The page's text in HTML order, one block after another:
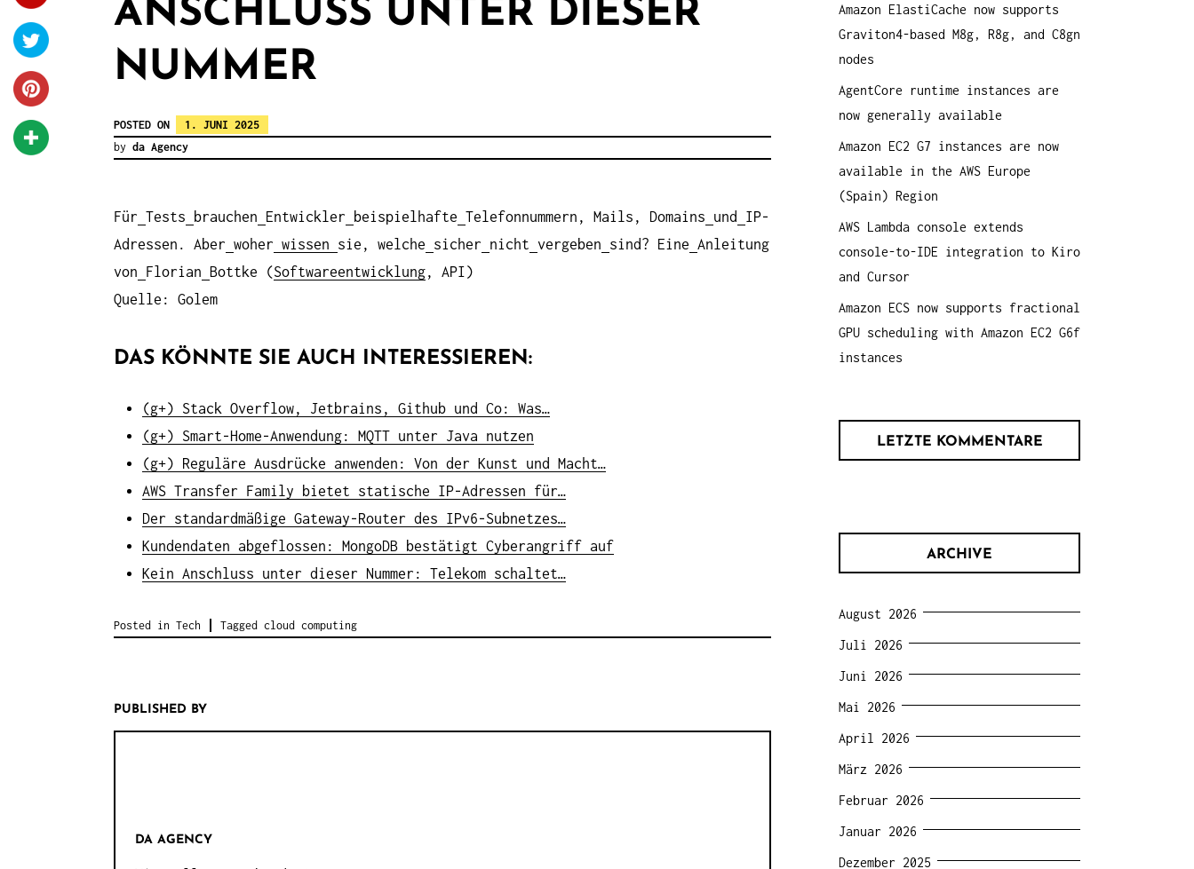
ANSCHLUSS UNTER DIESER
NUMMER
POSTED ON
1. JUNI 2025
by da Agency
Für Tests brauchen Entwickler beispielhafte Telefonnummern, Mails, Domains und
IP-
Adressen. Aber woher wissen sie, welche sicher nicht vergeben sind? Eine Anleitung
von
Florian Bottke (Softwareentwicklung, API)
Quelle: Golem
DAS KÖNNTE SIE AUCH INTERESSIEREN:
(g+) Stack Overflow, Jetbrains, Github und Co: Was…
(g+) Smart-Home-Anwendung: MQTT unter Java nutzen
(g+) Reguläre Ausdrücke anwenden: Von der Kunst und Macht…
AWS Transfer Family bietet statische IP-Adressen für…
Der standardmäßige Gateway-Router des IPv6-Subnetzes…
Kundendaten abgeflossen: MongoDB bestätigt Cyberangriff auf
Kein Anschluss unter dieser Nummer: Telekom schaltet…
Posted in Tech Tagged cloud computing
PUBLISHED BY
DA AGENCY
a
c
h
:
Amazon ElastiCache now supports
Graviton4-based M8g, R8g, and C8gn
nodes
AgentCore runtime instances are
now generally available
Amazon EC2 G7 instances are now
available in the AWS Europe
(Spain) Region
AWS Lambda console extends
console-to-IDE integration to Kiro
and Cursor
Amazon ECS now supports fractional
GPU scheduling with Amazon EC2 G6f
instances
LETZTE KOMMENTARE
ARCHIVE
August 2026
Juli 2026
Juni 2026
Mai 2026
April 2026
März 2026
Februar 2026
Januar 2026
Dezember 2025